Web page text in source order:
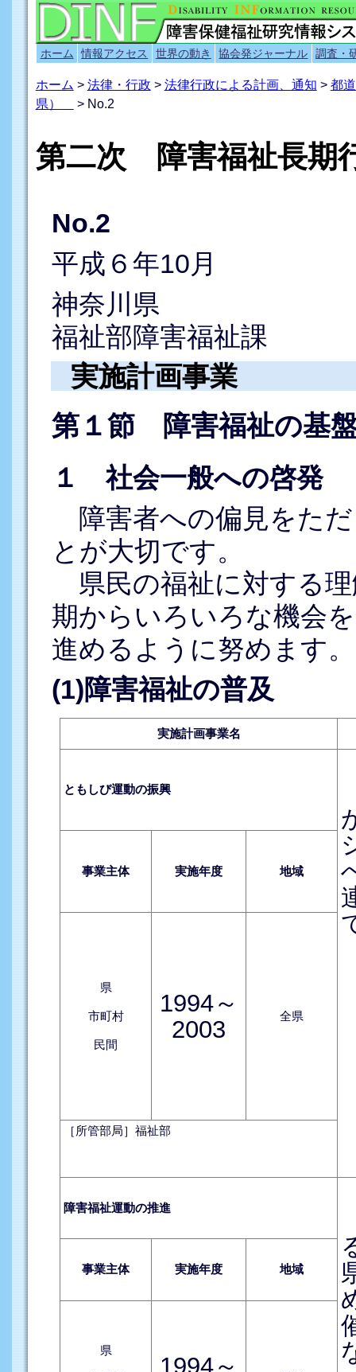
ホーム 情報アクセス 世界の動き 協会発ジャーナル 調査・
ホーム > 法律・行政 > 法律行政による計画、通知 > 都
県）
> No.2
第二次 障害福祉長期
No.2
平成６年10月
神奈川県
福祉部障害福祉課
実施計画事業
第１節 障害福祉の基
１ 社会一般への啓発
障害者への偏見をた
とが大切です。
県民の福祉に対する
期からいろいろな機会
進めるように努めます。
(1)障害福祉の普及
実施計画事業名
ともしび運動の振興
事業主体 実施年度 地域
県
市町村
民間
1994～
2003
全県
［所管部局］福祉部
障害福祉運動の推進
事業主体 実施年度 地域
県
1994～